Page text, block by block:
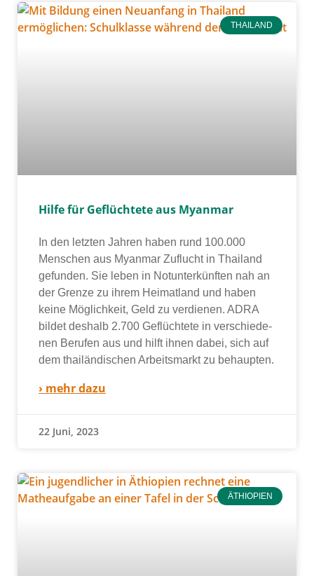
THAILAND
Hilfe für Geflüchtete aus Myanmar
In den letz­ten Jahren haben rund 100.000
Menschen aus Myanmar Zuflucht in Thailand
gefun­den. Sie leben in Notunterkünften nah an
der Grenze zu ihrem Heimatland und haben
kei­ne Möglichkeit, Geld zu ver­die­nen. ADRA
bil­det des­halb 2.700 Geflüchtete in ver­schie­de­
nen Berufen aus und hilft ihnen dabei, sich auf
dem thai­län­di­schen Arbeitsmarkt zu behaup­ten.
› mehr dazu
22 Juni, 2023
ÄTHIOPIEN